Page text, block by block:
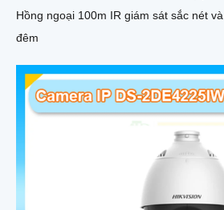
Hồng ngoại 100m IR giám sát sắc nét
đêm